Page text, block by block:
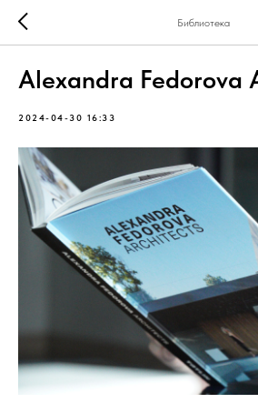
Библиотека
Alexandra Fedorova
2024-04-30 16:33